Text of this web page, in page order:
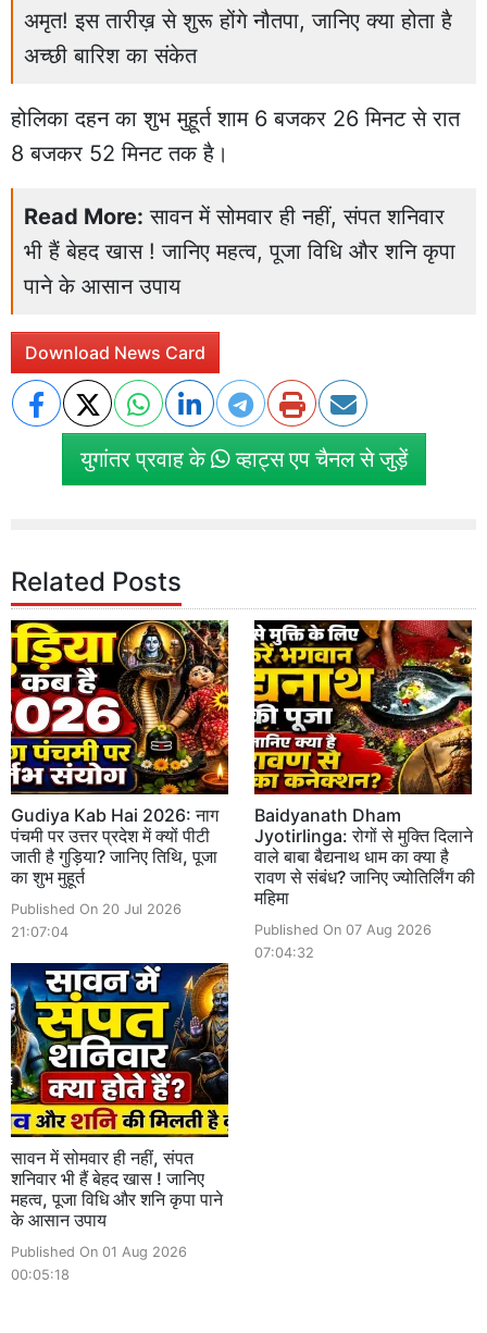
अमृत! इस तारीख़ से शुरू होंगे नौतपा, जानिए क्या होता है
अच्छी बारिश का संकेत
होलिका दहन का शुभ मुहूर्त शाम 6 बजकर 26 मिनट से रात
8 बजकर 52 मिनट तक है।
Read More: सावन में सोमवार ही नहीं, संपत शनिवार
भी हैं बेहद खास ! जानिए महत्व, पूजा विधि और शनि कृपा
पाने के आसान उपाय
Download News Card
युगांतर प्रवाह के व्हाट्स एप चैनल से जुड़ें
Related Posts
Gudiya Kab Hai 2026: नाग
पंचमी पर उत्तर प्रदेश में क्यों पीटी
जाती है गुड़िया? जानिए तिथि, पूजा
का शुभ मुहूर्त
Published On 20 Jul 2026
21:07:04
Baidyanath Dham
Jyotirlinga: रोगों से मुक्ति दिलाने
वाले बाबा बैद्यनाथ धाम का क्या है
रावण से संबंध? जानिए ज्योतिर्लिंग की
महिमा
Published On 07 Aug 2026
07:04:32
सावन में सोमवार ही नहीं, संपत
शनिवार भी हैं बेहद खास ! जानिए
महत्व, पूजा विधि और शनि कृपा पाने
के आसान उपाय
Published On 01 Aug 2026
00:05:18